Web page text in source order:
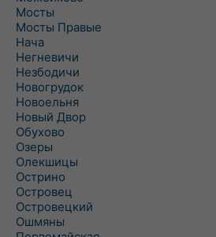
Мосты
Мосты Правые
Нача
Негневичи
Незбодичи
Новогрудок
Новоельня
Новый Двор
Обухово
Озеры
Олекшицы
Острино
Островец
Островецкий
Ошмяны